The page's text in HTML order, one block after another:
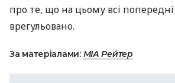
про те, що на цьому всі попередні
врегульовано.
За матеріалами: МIА Рейтер